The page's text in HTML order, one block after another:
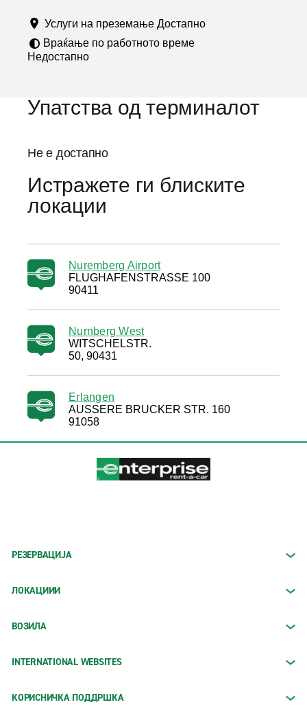
о
р
Услуги на преземање Достапно
Враќање по работното време
Недостапно
Упатства од терминалот
Не е достапно
Истражете ги блиските
локации
Nuremberg Airport
FLUGHAFENSTRASSE 100
90411
Nurnberg West
WITSCHELSTR.
50, 90431
Erlangen
AUSSERE BRUCKER STR. 160
91058
РЕЗЕРВАЦИЈА
ЛОКАЦИИИ
ВОЗИЛА
INTERNATIONAL WEBSITES
КОРИСНИЧКА ПОДДРШКА